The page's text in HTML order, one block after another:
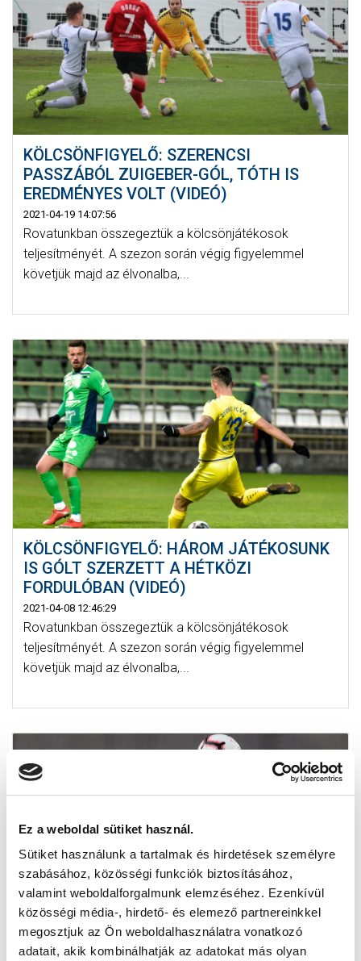
Ez a weboldal sütiket használ.
Sütiket használunk a tartalmak és hirdetések személyre
szabásához, közösségi funkciók biztosításához,
valamint weboldalforgalmunk elemzéséhez. Ezenkívül
közösségi média-, hirdető- és elemező partnereinkkel
megosztjuk az Ön weboldalhasználatra vonatkozó
adatait, akik kombinálhatják az adatokat más olyan
KÖLCSÖNFIGYELŐ: SZERENCSI
PASSZÁBÓL ZUIGEBER-GÓL, TÓTH IS
EREDMÉNYES VOLT (VIDEÓ)
2021-04-19 14:07:56
Rovatunkban összegeztük a kölcsönjátékosok
teljesítményét. A szezon során végig figyelemmel
követjük majd az élvonalba,...
KÖLCSÖNFIGYELŐ: HÁROM JÁTÉKOSUNK
IS GÓLT SZERZETT A HÉTKÖZI
FORDULÓBAN (VIDEÓ)
2021-04-08 12:46:29
Rovatunkban összegeztük a kölcsönjátékosok
teljesítményét. A szezon során végig figyelemmel
követjük majd az élvonalba,...
NÉGY JÁTÉKOSUNK IS KÖLCSÖNBEN